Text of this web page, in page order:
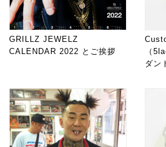
GRILLZ JEWELZ
CALENDAR 2022 とご挨拶
（
ダン